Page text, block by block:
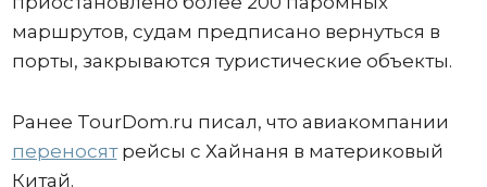
маршрутов, судам предписано вернуться в
порты, закрываются туристические объекты.
Ранее TourDom.ru писал, что авиакомпании
переносятрейсы с Хайнаня в материковый
Китай.